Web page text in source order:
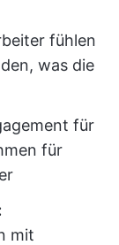
fühlen
was die
für
für
mit